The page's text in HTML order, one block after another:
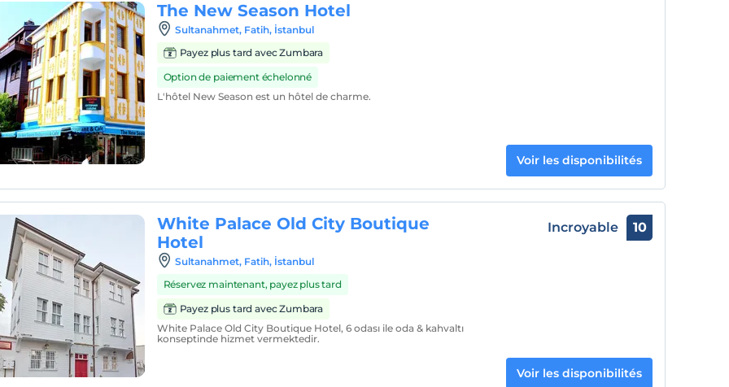
The New Season Hotel
Sultanahmet, Fatih, İstanbul
Payez plus tard avec Zumbara
Option de paiement échelonné
L'hôtel New Season est un hôtel de charme.
Voir les disponibilités
White Palace Old City Boutique
Hotel
Sultanahmet, Fatih, İstanbul
Réservez maintenant, payez plus tard
Payez plus tard avec Zumbara
White Palace Old City Boutique Hotel, 6 odası ile oda & kahvaltı
konseptinde hizmet vermektedir.
Incroyable 10
Voir les disponibilités